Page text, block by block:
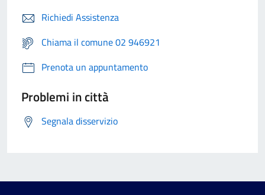
Richiedi Assistenza
Chiama il comune 02 946921
Prenota un appuntamento
Problemi in città
Segnala disservizio